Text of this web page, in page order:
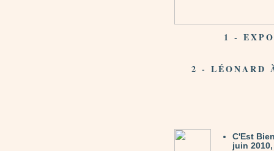
1 -
2 - LÉONARD
C'Est
juin